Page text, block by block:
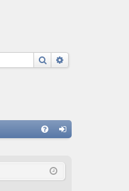
Rechercher
ne